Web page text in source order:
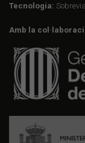
Tecnologia:
Amb la